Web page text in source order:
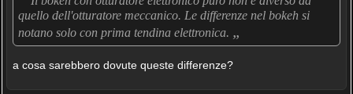
quello dell'otturatore meccanico. Le differenze nel bokeh si
notano solo con prima tendina elettronica. „
a cosa sarebbero dovute queste differenze?